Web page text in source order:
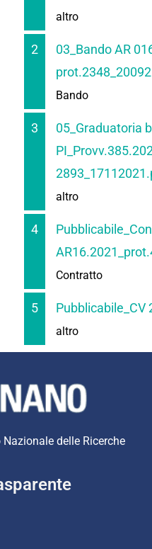
altro
2
03_Bando AR
Bando
3
05_Graduatoria
altro
4
Contratto
5 Pubblicabile_CV
altro
delle Ricerche